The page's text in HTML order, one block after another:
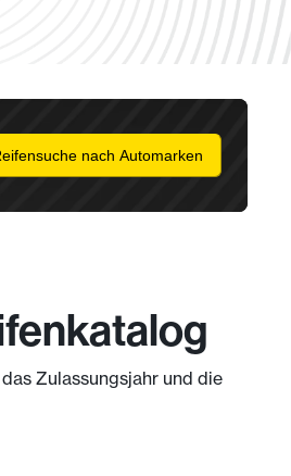
nach Automarken
Zulassungsjahr und die